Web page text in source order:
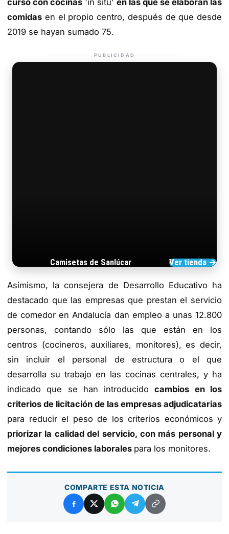
curso con cocinas 'in situ' en las que se elaboran las
comidas en el propio centro, después de que desde
2019 se hayan sumado 75.
PUBLICIDAD
Camisetas de Sanlúcar Ver tienda →
Asimismo, la consejera de Desarrollo Educativo ha
destacado que las empresas que prestan el servicio
de comedor en Andalucía dan empleo a unas 12.800
personas, contando sólo las que están en los
centros (cocineros, auxiliares, monitores), es decir,
sin incluir el personal de estructura o el que
desarrolla su trabajo en las cocinas centrales, y ha
indicado que se han introducidocambios en los
criterios de licitación de las empresas adjudicatarias
para reducir el peso de los criterios económicos y
priorizar la calidad del servicio, con más personal y
mejores condiciones laborales para los monitores.
COMPARTE ESTA NOTICIA